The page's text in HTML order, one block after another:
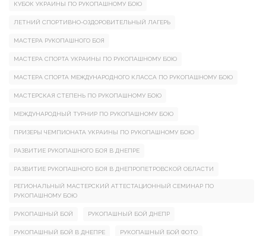
КУБОК УКРАИНЫ ПО РУКОПАШНОМУ БОЮ
ЛЕТНИЙ СПОРТИВНО-ОЗДОРОВИТЕЛЬНЫЙ ЛАГЕРЬ
МАСТЕРА РУКОПАШНОГО БОЯ
МАСТЕРА СПОРТА УКРАИНЫ ПО РУКОПАШНОМУ БОЮ
МАСТЕРА СПОРТА МЕЖДУНАРОДНОГО КЛАССА ПО РУКОПАШНОМУ БОЮ
МАСТЕРСКАЯ СТЕПЕНЬ ПО РУКОПАШНОМУ БОЮ
МЕЖДУНАРОДНЫЙ ТУРНИР ПО РУКОПАШНОМУ БОЮ
ПРИЗЕРЫ ЧЕМПИОНАТА УКРАИНЫ ПО РУКОПАШНОМУ БОЮ
РАЗВИТИЕ РУКОПАШНОГО БОЯ В ДНЕПРЕ
РАЗВИТИЕ РУКОПАШНОГО БОЯ В ДНЕПРОПЕТРОВСКОЙ ОБЛАСТИ
РЕГИОНАЛЬНЫЙ МАСТЕРСКИЙ АТТЕСТАЦИОННЫЙ СЕМИНАР ПО
РУКОПАШНОМУ БОЮ
РУКОПАШНЫЙ БОЙ РУКОПАШНЫЙ БОЙ ДНЕПР
РУКОПАШНЫЙ БОЙ В ДНЕПРЕ РУКОПАШНЫЙ БОЙ ФОТО